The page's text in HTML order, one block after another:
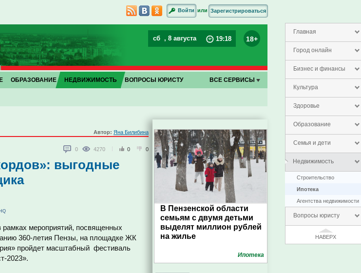
Главная
Город онлайн
Бизнес и финансы
Культура
Здоровье
Образование
Семья и дети
Недвижимость
Строительство
Ипотека
Агентства недвижимости
Вопросы юристу
НАВЕРХ
Войти или Зарегистрироваться
сб , 8 августа 19:18 18+
ОБРАЗОВАНИЕ НЕДВИЖИМОСТЬ ВОПРОСЫ ЮРИСТУ ВСЕ СЕРВИСЫ
Автор: Яна Билибина
0 4270 0 0
выгодные
рамках мероприятий, посвященных
360-летия Пензы, на площадке ЖК
пройдет масштабный фестиваль
2023».
В Пензенской области
семьям с двумя детьми
выделят миллион рублей
на жилье
Ипотека